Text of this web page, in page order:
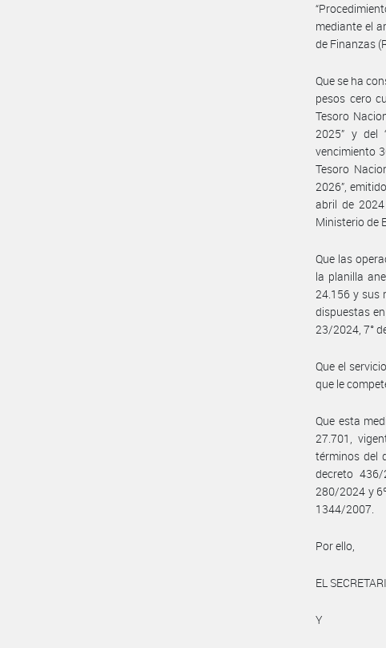
mediante el
de Finanzas
Que se ha
pesos cero
Tesoro
2025” y del
vencimiento
Tesoro
2026”,
abril de
Ministerio de
Que las
la planilla
24.156 y sus
dispuestas
23/2024, 7°
Que el
que le
Que esta
27.701,
términos del
decreto
280/2024 y
1344/2007.
Por ello,
EL
Y